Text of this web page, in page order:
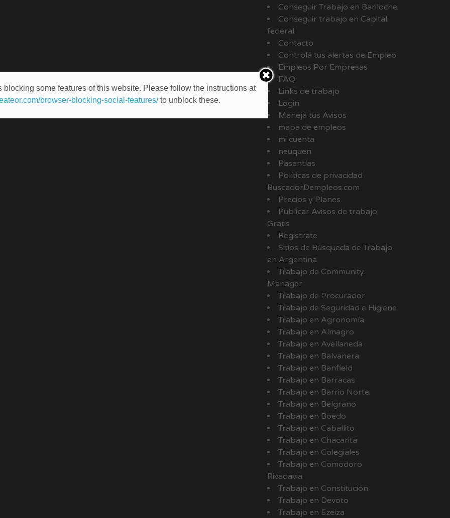
Conseguir Trabajo en Bariloche
Conseguir trabajo en Capital
federal
Contacto
Controlá tus alertas de Empleo
Empleos Por Empresas
FAQ
Links de trabajo
Login
Manejá tus Avisos
mapa de empleos
mi cuenta
neuquen
Pasantías
Políticas de privacidad
BuscadorDempleos.com
Precios y Planes
Publicar Avisos de trabajo
Gratis
Registrate
Sitios de Búsqueda de Trabajo
en Argentina
Trabajo de Community
Manager
Trabajo de Procurador
Trabajo de Seguridad e Higiene
Trabajo en Agronomía
Trabajo en Almagro
Trabajo en Avellaneda
Trabajo en Balvanera
Trabajo en Banfield
Trabajo en Barracas
Trabajo en Barrio Norte
Trabajo en Belgrano
Trabajo en Boedo
Trabajo en Caballito
Trabajo en Chacarita
Trabajo en Colegiales
Trabajo en Comodoro
Rivadavia
Trabajo en Constitución
Trabajo en Devoto
Trabajo en Ezeiza
blocking some features of this website. Please follow the instructions at
browser-blocking-social-features/to unblock these.